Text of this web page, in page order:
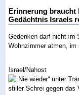
Erinnerung braucht
Gedächtnis Israels
Gedenken darf nicht im
Wohnzimmer atmen,
Israel/Nahost